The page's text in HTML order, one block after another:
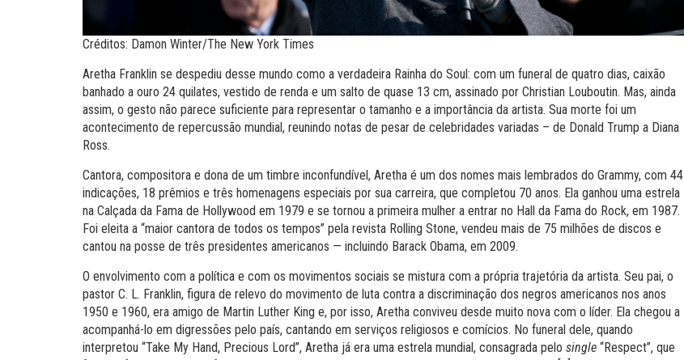
Créditos: Damon Winter/The New York Times
Aretha Franklin se despediu desse mundo como a verdadeira Rainha do Soul: com um funeral de quatro dias, caixão
banhado a ouro 24 quilates, vestido de renda e um salto de quase 13 cm, assinado por Christian Louboutin. Mas, ainda
assim, o gesto não parece suficiente para representar o tamanho e a importância da artista. Sua morte foi um
acontecimento de repercussão mundial, reunindo notas de pesar de celebridades variadas – de Donald Trump a Diana
Ross.
Cantora, compositora e dona de um timbre inconfundível, Aretha é um dos nomes mais lembrados do Grammy, com 44
indicações, 18 prêmios e três homenagens especiais por sua carreira, que completou 70 anos. Ela ganhou uma estrela
na Calçada da Fama de Hollywood em 1979 e se tornou a primeira mulher a entrar no Hall da Fama do Rock, em 1987.
Foi eleita a “maior cantora de todos os tempos” pela revista Rolling Stone, vendeu mais de 75 milhões de discos e
cantou na posse de três presidentes americanos — incluindo Barack Obama, em 2009.
O envolvimento com a política e com os movimentos sociais se mistura com a própria trajetória da artista. Seu pai, o
pastor C. L. Franklin, figura de relevo do movimento de luta contra a discriminação dos negros americanos nos anos
1950 e 1960, era amigo de Martin Luther King e, por isso, Aretha conviveu desde muito nova com o líder. Ela chegou a
acompanhá-lo em digressões pelo país, cantando em serviços religiosos e comícios. No funeral dele, quando
interpretou “Take My Hand, Precious Lord”, Aretha já era uma estrela mundial, consagrada pelo single “Respect”, que